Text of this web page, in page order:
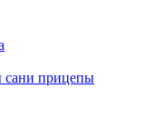
сани прицепы